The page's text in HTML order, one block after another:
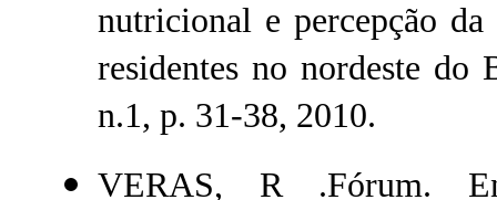
nutricional e percepção
residentes no nordeste do
n.1, p. 31-38, 2010.
VERAS, R .Fórum.